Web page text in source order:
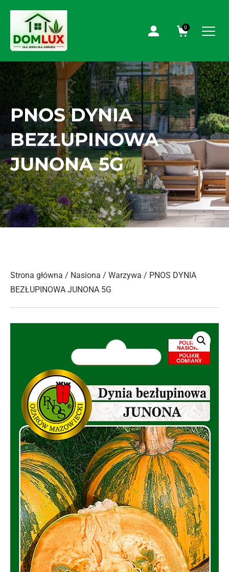
0
PNOS DYNIA
BEZŁUPINOWA
JUNONA 5G
Strona główna / Nasiona / Warzywa / PNOS DYNIA
BEZŁUPINOWA JUNONA 5G